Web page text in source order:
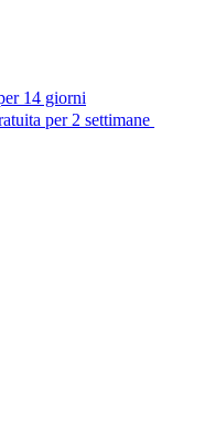
14 giorni
per 2 settimane